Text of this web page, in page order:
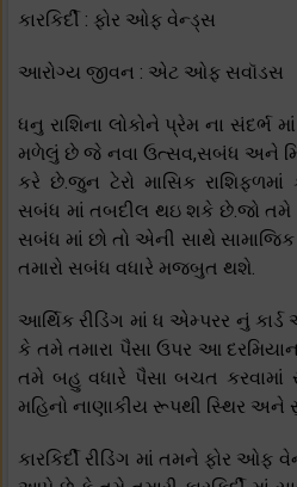
કારકિર્દી : ફોર ઓફ વેન્ડ્સ
આરોગ્ય જીવન : એટ ઓફ સવૉડસ
ધનુ રાશિના લોકોને પ્રેમ ના સંદર્ભ
મળેલું છે જે નવા ઉત્સવ,સબંધ અને
કરે છે.જુન ટેરો માસિક રાશિફળમાં
સબંધ માં તબદીલ થઇ શકે છે.જો તમે
સબંધ માં છો તો એની સાથે
તમારો સબંધ વધારે મજબુત થશે.
આર્થિક રીડિંગ માં ધ એમ્પરર નું
કે તમે તમારા પૈસા ઉપર આ
તમે બહુ વધારે પૈસા બચત
મહિનો નાણાકીય રૂપથી સ્થિર અને
કારકિર્દી રીડિંગ માં તમને ફોર